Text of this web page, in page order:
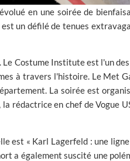
en une soirée de
est un défilé de tenues
Costume Institute est l'un
à travers l'histoire. Le Met
La soirée est
rédactrice en chef de Vogue
est « Karl Lagerfeld : une ligne
a également suscité une